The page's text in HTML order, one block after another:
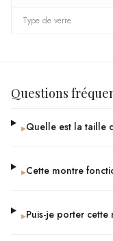
Type de verre
Questions
▸Quelle est la taille
▸Cette montre
▸Puis-je porter